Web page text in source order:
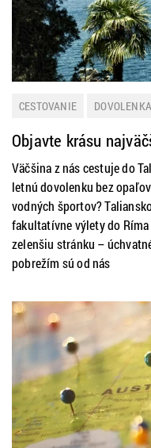
CESTOVANIE DOVOLENKA
PRAKTICKÉ INFORMÁCIE
ZAHRANIČIE
Objavte krásu
Väčšina z nás cestuje do
letnú dovolenku bez
vodných športov?
fakultatívne výlety do
zelenšiu stránku –
pobrežím sú od nás